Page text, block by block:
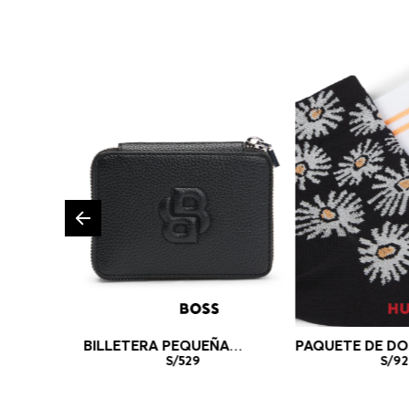
BILLETERA PEQUEÑA
GRANULADA CON
S/529
PAQUETE DE
MEDIAS
S/92